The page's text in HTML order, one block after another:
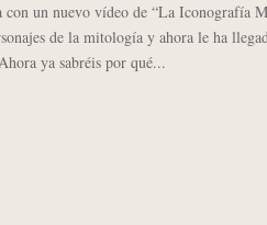
un nuevo vídeo de “La Iconografía
de la mitología y ahora le ha
ya sabréis por qué...